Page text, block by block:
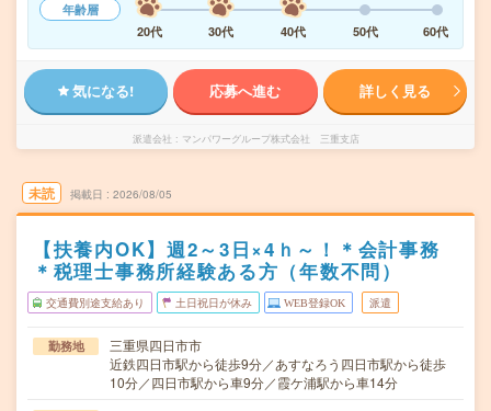
年齢層
20代
30代 40代 50代 60代
気になる! 応募へ進む 詳しく見る
派遣会社 マンパワーグループ株式会社 三重支店
未読 掲載日 2026/08/05
【扶養内OK】週2～3日×4ｈ～！＊会計事務
＊税理士事務所経験ある方（年数不問）
交通費別途支給あり 土日祝日が休み WEB登録OK 派遣
勤務地
三重県四日市市
近鉄四日市駅から徒歩9分／あすなろう四日市駅から徒歩
10分／四日市駅から車9分／霞ケ浦駅から車14分